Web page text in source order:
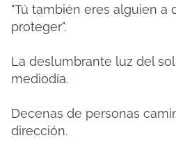
"Tú también eres alguien a
proteger".
La deslumbrante luz del
mediodía.
Decenas de personas
dirección.